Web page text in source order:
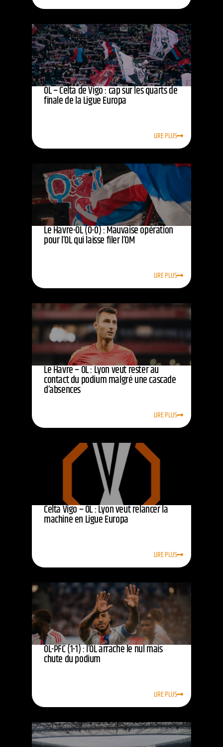
OL – Celta de Vigo : cap sur les quarts de
finale de la Ligue Europa
LIRE PLUS
Le Havre-OL (0-0) : Mauvaise opération
pour l’OL qui laisse filer l’OM
LIRE PLUS
Le Havre – OL : Lyon veut rester au
contact du podium malgré une cascade
d’absences
LIRE PLUS
Celta Vigo – OL : Lyon veut relancer la
machine en Ligue Europa
LIRE PLUS
OL-PFC (1-1) : l’OL arrache le nul mais
chute du podium
LIRE PLUS